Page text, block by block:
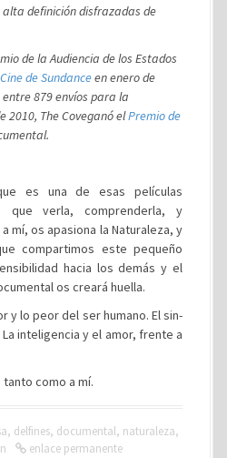
definición disfrazadas de
de la Audiencia de los Estados
de Sundanceen enero de
879 envíos para la
2010, The Coveganó elPremio de
es una de esas películas
que verla, comprenderla, y
mí, os apasiona la Naturaleza, y
compartimos este pequeño
hacia los demás y el
os creará huella.
y lo peor del ser humano. El sin-
inteligencia y el amor, frente a
como a mí.
, delfines, documental, naturaleza,
enlace permanente